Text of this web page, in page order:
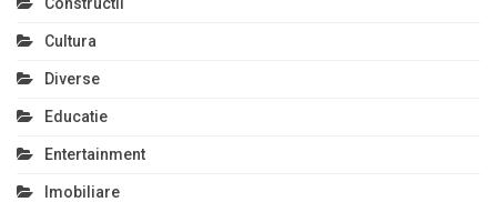
Cultura
Diverse
Educatie
Entertainment
Imobiliare